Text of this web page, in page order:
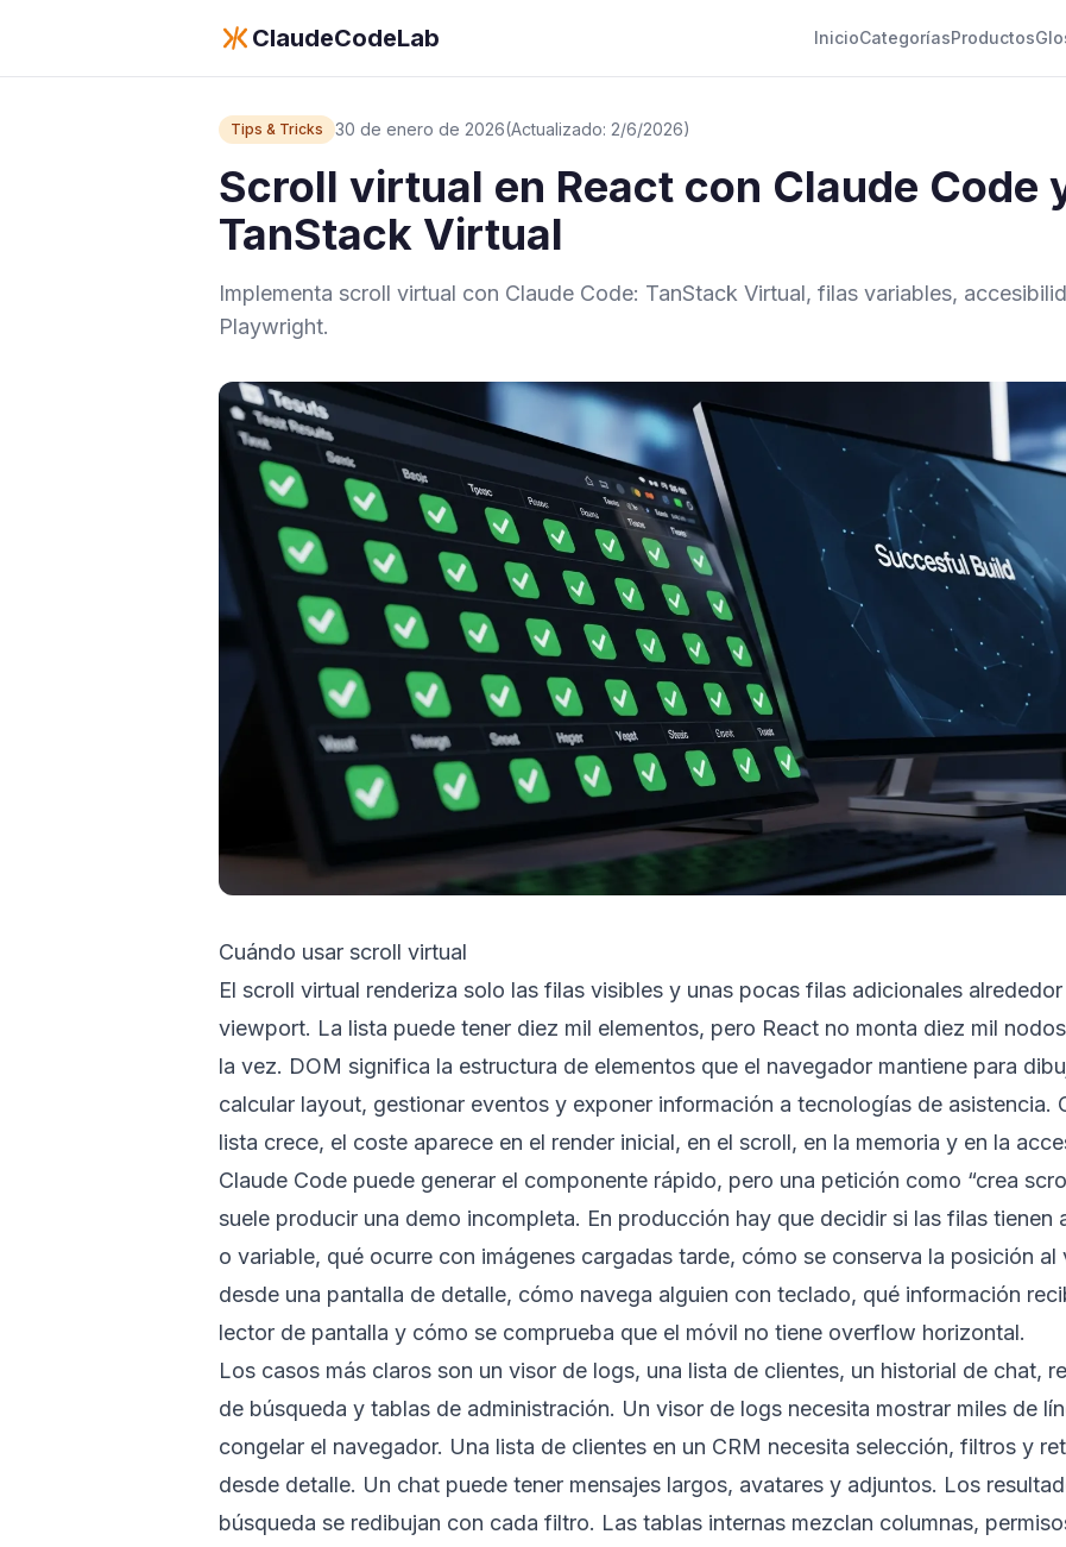
ClaudeCodeLab InicioCategoríasProductos
Tips & Tricks 30 de enero de 2026(Actualizado: 2/6/2026)
Scroll virtual en React con Claude Code
TanStack Virtual
Implementa scroll virtual con Claude Code: TanStack Virtual, filas variables,
Playwright.
Cuándo usar scroll virtual
El scroll virtual renderiza solo las filas visibles y unas pocas filas adicionales
viewport. La lista puede tener diez mil elementos, pero React no monta diez mil
la vez. DOM significa la estructura de elementos que el navegador mantiene para
calcular layout, gestionar eventos y exponer información a tecnologías de asistencia.
lista crece, el coste aparece en el render inicial, en el scroll, en la memoria y en la
Claude Code puede generar el componente rápido, pero una petición como “crea
suele producir una demo incompleta. En producción hay que decidir si las filas tienen
o variable, qué ocurre con imágenes cargadas tarde, cómo se conserva la posición al
desde una pantalla de detalle, cómo navega alguien con teclado, qué información
lector de pantalla y cómo se comprueba que el móvil no tiene overflow horizontal.
Los casos más claros son un visor de logs, una lista de clientes, un historial de chat,
de búsqueda y tablas de administración. Un visor de logs necesita mostrar miles de
congelar el navegador. Una lista de clientes en un CRM necesita selección, filtros y
desde detalle. Un chat puede tener mensajes largos, avatares y adjuntos. Los
búsqueda se redibujan con cada filtro. Las tablas internas mezclan columnas,